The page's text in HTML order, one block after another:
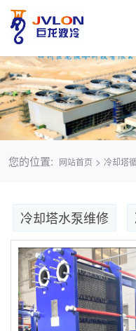
您的位置: 网站首页 > 冷却塔
冷却塔水泵维修